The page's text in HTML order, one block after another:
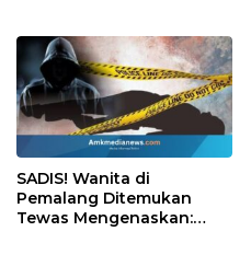
SADIS! Wanita di
Pemalang Ditemukan
Tewas Mengenaskan: